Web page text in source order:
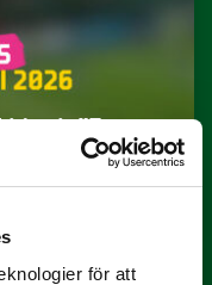
för att
juni: ”En